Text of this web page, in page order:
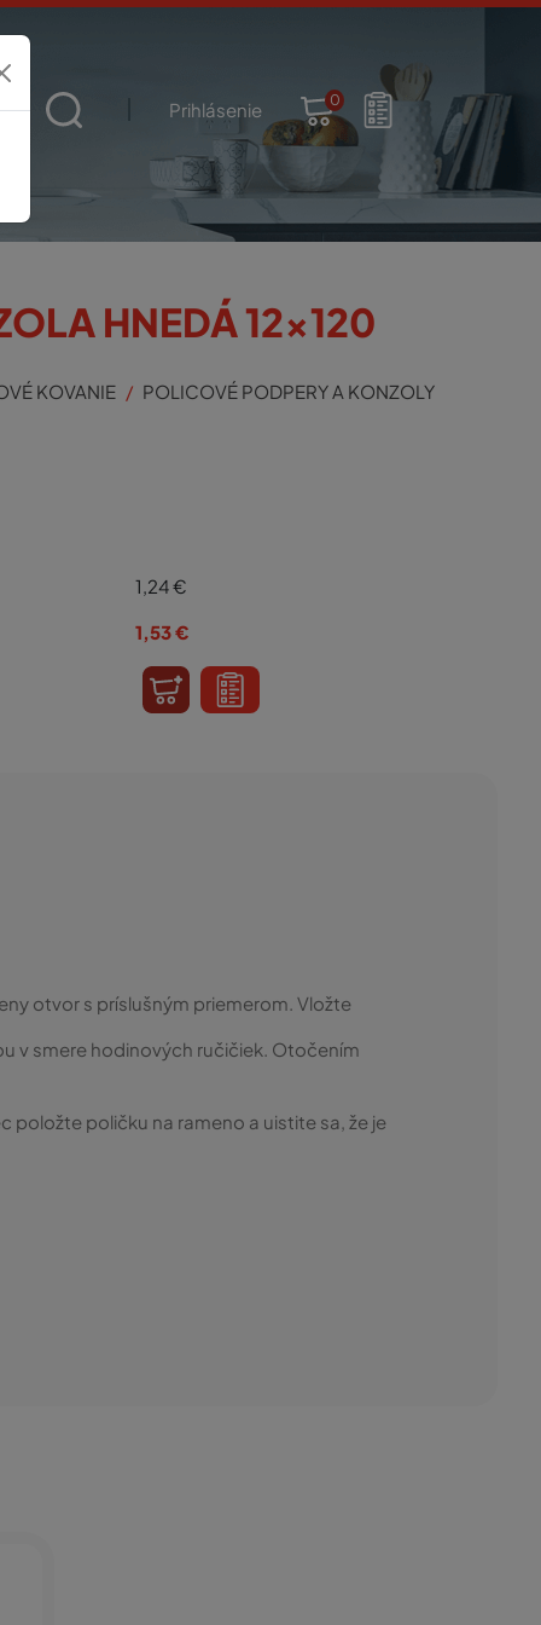
Prihlásenie 0
HNEDÁ 12x120
KOVANIE POLICOVÉ PODPERY A KONZOLY
1,24€
1,53€
otvor s príslušným priemerom. Vložte
v smere hodinových ručičiek. Otočením
položte poličku na rameno a uistite sa, že je